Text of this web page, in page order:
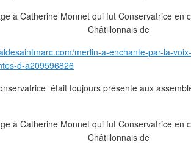
merlin-a-enchante-par-la-
d-a209596826
était toujours présente aux